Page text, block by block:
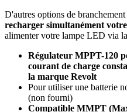
D'autres options de
recharger simultanément
alimenter votre lampe LED via
Régulateur MPPT-120
courant de charge
la marque Revolt
Pour utiliser une batterie
(non fourni)
Compatible MMPT